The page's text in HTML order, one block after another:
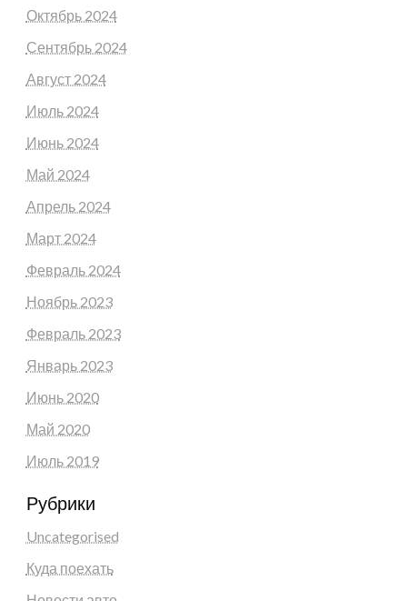
Октябрь 2024
Сентябрь 2024
Август 2024
Июль 2024
Июнь 2024
Май 2024
Апрель 2024
Март 2024
Февраль 2024
Ноябрь 2023
Февраль 2023
Январь 2023
Июнь 2020
Май 2020
Июль 2019
Рубрики
Uncategorised
Куда поехать